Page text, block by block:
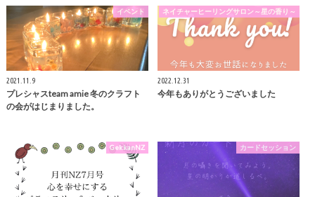
イベント
2021.11.9
プレシャスteam amie 冬のクラフト
の会がはじまりました。
ネイチャーヒーリングサロン～星の香り～
2022.12.31
今年もありがとうございました
GekkanNZ カードセッション